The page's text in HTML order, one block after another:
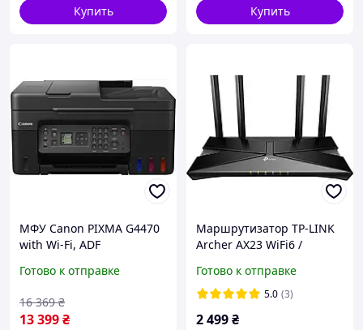
Купить Купить
МФУ Canon PIXMA G4470
with Wi-Fi, ADF
Готово к отправке
13 399₴
16 369 ₴
Маршрутизатор TP-LINK
Archer AX23 WiFi6 /
Поддержка технологии
OneMESH
Готово к отправке
5.0 (3)
2 499₴